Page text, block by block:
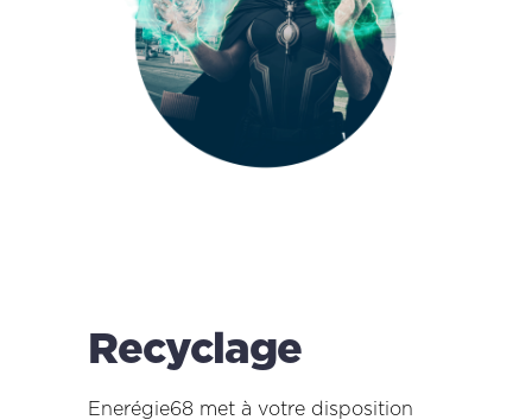
Recyclage
Enerégie68 met à votre disposition